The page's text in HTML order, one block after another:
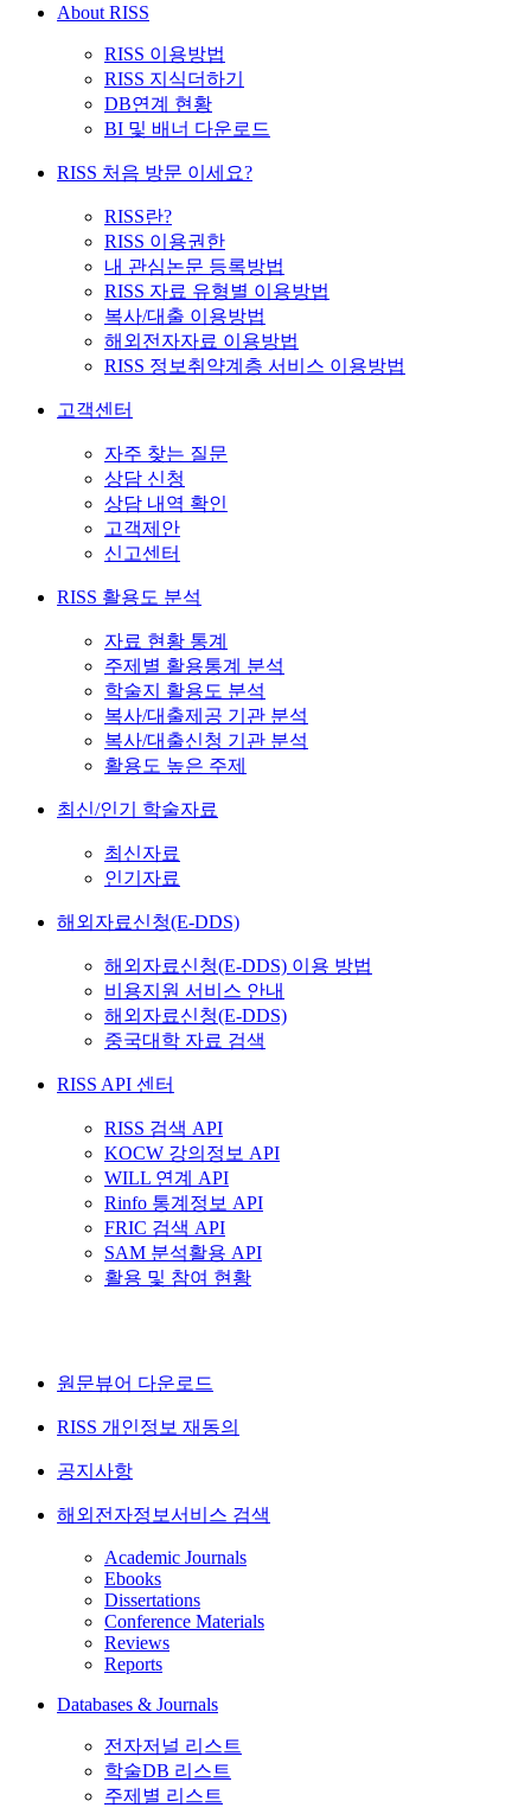
About RISS
RISS 이용방법
RISS 지식더하기
DB연계 현황
BI 및 배너 다운로드
RISS 처음 방문 이세요?
RISS란?
RISS 이용권한
내 관심논문 등록방법
RISS 자료 유형별 이용방법
복사/대출 이용방법
해외전자자료 이용방법
RISS 정보취약계층 서비스 이용방법
고객센터
자주 찾는 질문
상담 신청
상담 내역 확인
고객제안
신고센터
RISS 활용도 분석
자료 현황 통계
주제별 활용통계 분석
학술지 활용도 분석
복사/대출제공 기관 분석
복사/대출신청 기관 분석
활용도 높은 주제
최신/인기 학술자료
최신자료
인기자료
해외자료신청(E-DDS)
해외자료신청(E-DDS) 이용 방법
비용지원 서비스 안내
해외자료신청(E-DDS)
중국대학 자료 검색
RISS API 센터
RISS 검색 API
KOCW 강의정보 API
WILL 연계 API
Rinfo 통계정보 API
FRIC 검색 API
SAM 분석활용 API
활용 및 참여 현황
원문뷰어 다운로드
RISS 개인정보 재동의
공지사항
해외전자정보서비스 검색
Academic Journals
Ebooks
Dissertations
Conference Materials
Reviews
Reports
Databases & Journals
전자저널 리스트
학술DB 리스트
주제별 리스트